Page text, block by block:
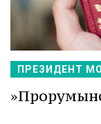
ПРЕЗИДЕНТ